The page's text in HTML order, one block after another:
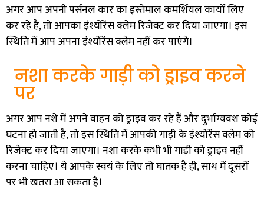
अगर आप अपनी पर्सनल कार का इस्तेमाल कमर्शियल कार्यों लिए
कर रहे हैं, तो आपका इंश्योरेंस क्लेम रिजेक्ट कर दिया जाएगा। इस
स्थिति में आप अपना इंश्योरेंस क्लेम नहीं कर पाएंगे।
नशा करके गाड़ी को ड्राइव करने
पर
अगर आप नशे में अपने वाहन को ड्राइव कर रहे हैं और दुर्भाग्यवश कोई
घटना हो जाती है, तो इस स्थिति में आपकी गाड़ी के इंश्योरेंस क्लेम को
रिजेक्ट कर दिया जाएगा। नशा करके कभी भी गाड़ी को ड्राइव नहीं
करना चाहिए। ये आपके स्वयं के लिए तो घातक है ही, साथ में दूसरों
पर भी खतरा आ सकता है।